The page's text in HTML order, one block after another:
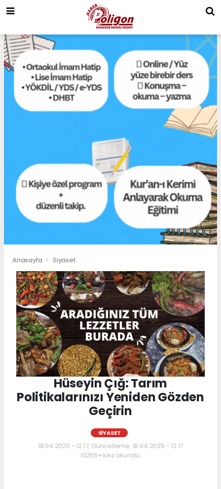
Anasayfa Siyaset
Hüseyin Çığ: Tarım
Politikalarınızı Yeniden Gözden
Geçirin
SIYASET
18.04.2025 - 12:17, Güncelleme: 18.04.2025 - 12:17
10256+ kez okundu.